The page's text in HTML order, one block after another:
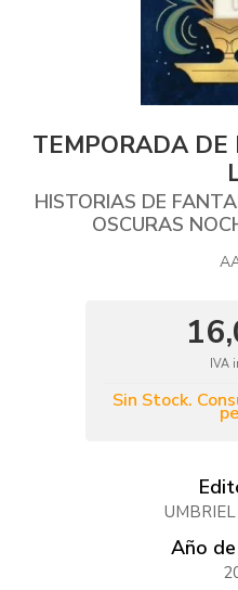
TEMPORADA DE
HISTORIAS DE
OSCURAS
IVA
Sin Stock.
Año